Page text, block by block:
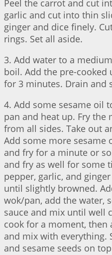
Peel the carrot and cut
garlic and cut into thin
ginger and dice finely.
rings. Set all aside.
3. Add water to a
boil. Add the pre-cooked
for 3 minutes. Drain and
4. Add some sesame oil
pan and heat up. Fry
from all sides. Take out
Add some more sesame
and fry for a minute or
and fry as well for some
pepper, garlic, and
until slightly browned.
wok/pan, add the water,
sauce and mix until well
cook for a moment, then
and mix with everything.
and sesame seeds on